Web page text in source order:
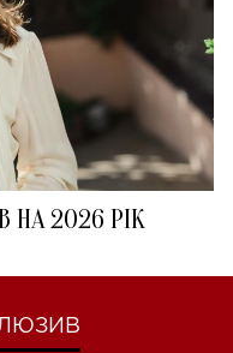
НА 2026 РІК